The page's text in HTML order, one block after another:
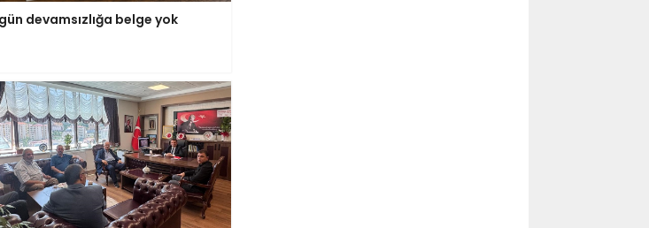
devamsızlığa belge yok